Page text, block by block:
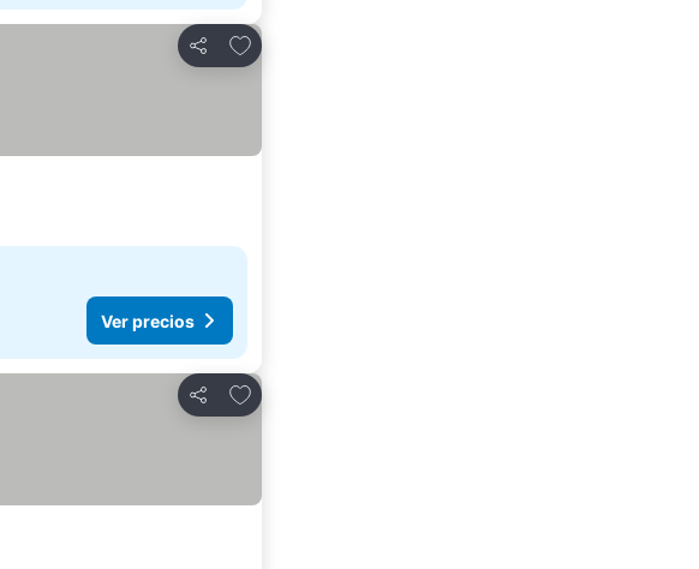
Compartir
Agregar a favoritos
Ver precios
Compartir
Agregar a favoritos